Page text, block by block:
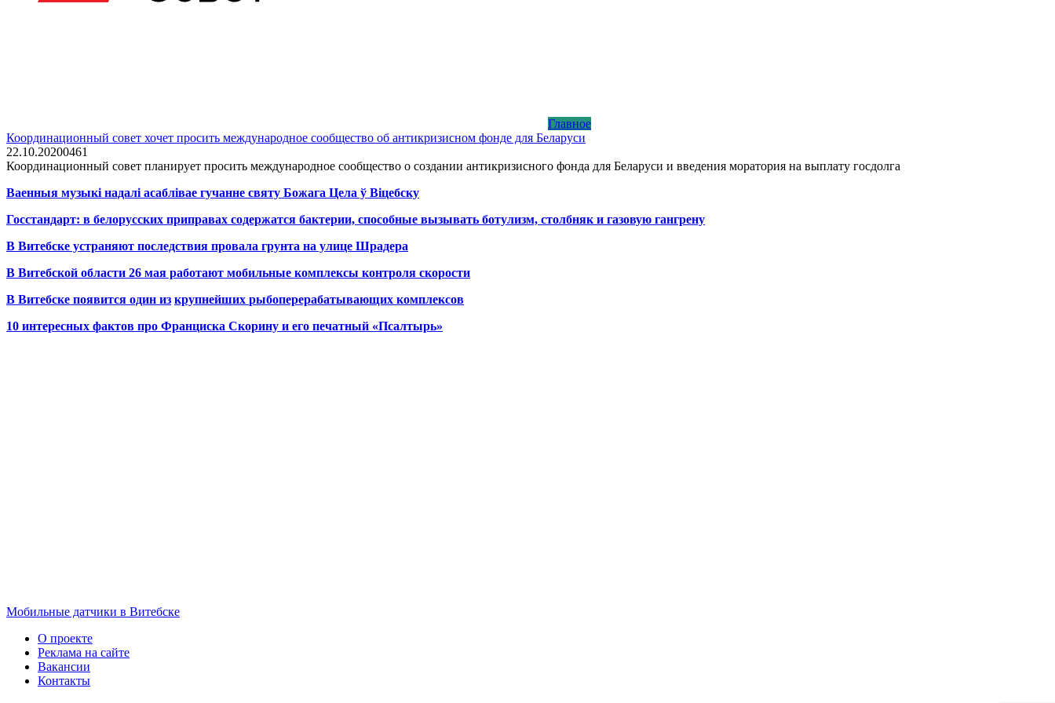
Главное
Координационный совет хочет просить международное сообщество об антикризисном фонде для Беларуси
22.10.20200461
Координационный совет планирует просить международное сообщество о создании антикризисного фонда для Беларуси и введения моратория на выплату госдолга
Ваенныя музыкі надалі асаблівае гучанне святу Божага Цела ў Віцебску
Госстандарт: в белорусских приправах содержатся бактерии, способные вызывать ботулизм, столбняк и газовую гангрену
В Витебске устраняют последствия провала грунта на улице Шрадера
В Витебской области 26 мая работают мобильные комплексы контроля скорости
В Витебске появится один из крупнейших рыбоперерабатывающих комплексов
10 интересных фактов про Франциска Скорину и его печатный «Псалтырь»
Мобильные датчики в Витебске
О проекте
Реклама на сайте
Вакансии
Контакты